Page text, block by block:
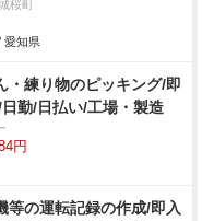
桜町
愛知県
・練り物のピッキング/即
勤/日払い/工場・製造
円
等の運転記録の作成/即入